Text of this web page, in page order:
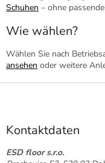
Schuhen – ohne
Wie wählen?
Wählen Sie nach
ansehen oder weitere
F
Kontaktdaten
ESD floor s.r.o.